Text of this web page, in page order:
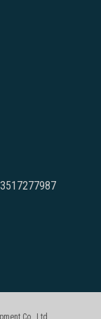
Co., Ltd